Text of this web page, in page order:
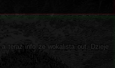
a teraz info że wokalista out. Dzieje